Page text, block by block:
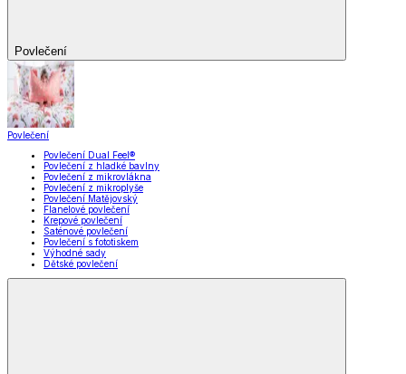
Povlečení
Povlečení
Povlečení Dual Feel®
Povlečení z hladké bavlny
Povlečení z mikrovlákna
Povlečení z mikroplyše
Povlečení Matějovský
Flanelové povlečení
Krepové povlečení
Saténové povlečení
Povlečení s fototiskem
Výhodné sady
Dětské povlečení